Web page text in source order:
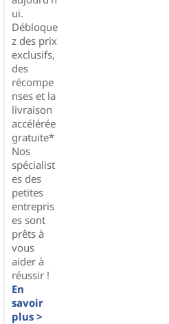
ui.
Débloque
z des prix
exclusifs,
des
récompe
nses et la
livraison
accélérée
gratuite*
Nos
spécialist
es des
petites
entrepris
es sont
prêts à
vous
aider à
réussir !
En
savoir
plus >